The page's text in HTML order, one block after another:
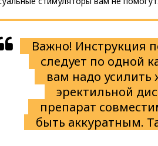
Важно! Инструкция
следует по одной
вам надо усилить
эректильной
препарат
быть аккуратным.